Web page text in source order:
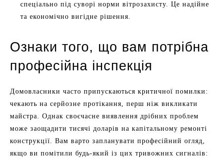
спеціально під суворі норми вітрозахисту. Це надійне
та економічно вигідне рішення.
Ознаки того, що вам потрібна
професійна інспекція
Домовласники часто припускаються критичної помилки:
чекають на серйозне протікання, перш ніж викликати
майстра. Однак своєчасне виявлення дрібних проблем
може заощадити тисячі доларів на капітальному ремонті
конструкції. Вам варто запланувати професійний огляд,
якщо ви помітили будь-який із цих тривожних сигналів: